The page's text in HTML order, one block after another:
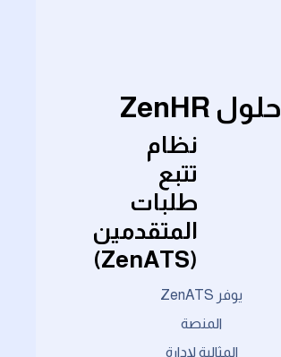
حلول ZenHR
نظام
تتبع
طلبات
المتقدمين
(ZenATS)
يوفر ZenATS
المنصة
المثالية لإدارة